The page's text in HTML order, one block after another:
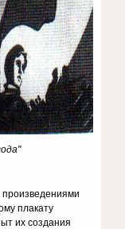
произведениями
плакату
их создания